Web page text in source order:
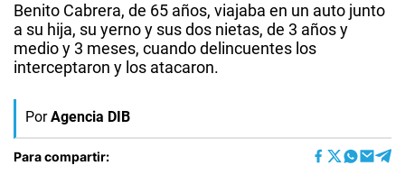
Benito Cabrera, de 65 años, viajaba en un auto junto
a su hija, su yerno y sus dos nietas, de 3 años y
medio y 3 meses, cuando delincuentes los
interceptaron y los atacaron.
Por Agencia DIB
Para compartir: